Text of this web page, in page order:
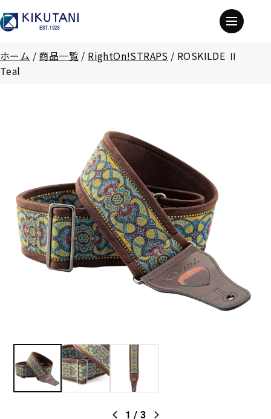
ホーム / 商品一覧 / RightOn!STRAPS / ROSKILDE Ⅱ
Teal
1 / 3